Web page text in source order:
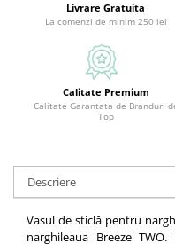
Livrare Gratuita
La comenzi de minim 250 lei
Calitate Premium
Calitate Garantata de Branduri
Top
Descriere
Vasul de sticlă pentru
narghileaua Breeze